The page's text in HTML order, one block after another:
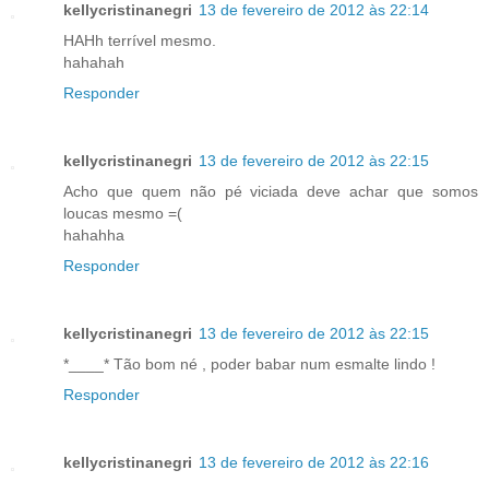
kellycristinanegri 13 de fevereiro de 2012 às 22:14
HAHh terrível mesmo.
hahahah
Responder
kellycristinanegri 13 de fevereiro de 2012 às 22:15
Acho que quem não pé viciada deve achar que somos
loucas mesmo =(
hahahha
Responder
kellycristinanegri 13 de fevereiro de 2012 às 22:15
*____* Tão bom né , poder babar num esmalte lindo !
Responder
kellycristinanegri 13 de fevereiro de 2012 às 22:16